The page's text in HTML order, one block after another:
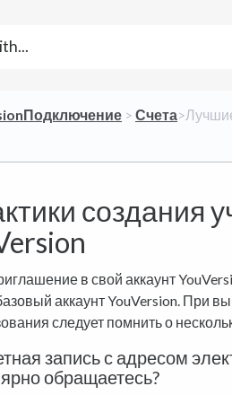
​ > ​ ​Счета​>​
создания
в свой аккаунт
аккаунт YouVersion. При
следует помнить о
запись с адресом
обращаетесь?